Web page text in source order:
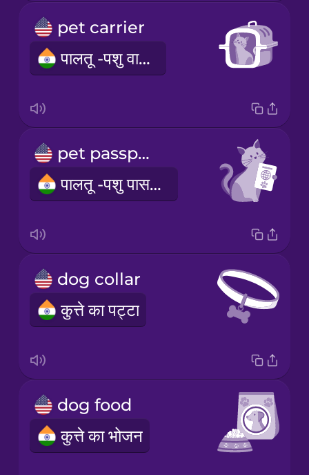
pet carrier
पालतू -पशु वाहक
pet passport
पालतू -पशु पासपोर्ट
dog collar
कुत्ते का पट्टा
dog food
कुत्ते का भोजन